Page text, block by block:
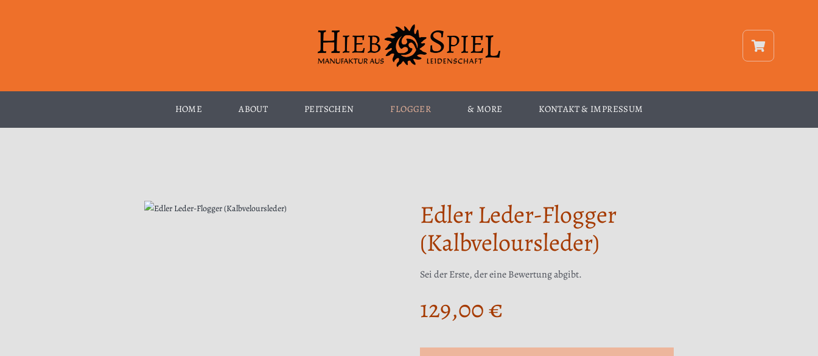
HOME ABOUT PEITSCHEN FLOGGER & MORE KONTAKT & IMPRESSUM
Edler Leder-Flogger
(Kalbveloursleder)
Sei der Erste, der eine Bewertung abgibt.
129,00€